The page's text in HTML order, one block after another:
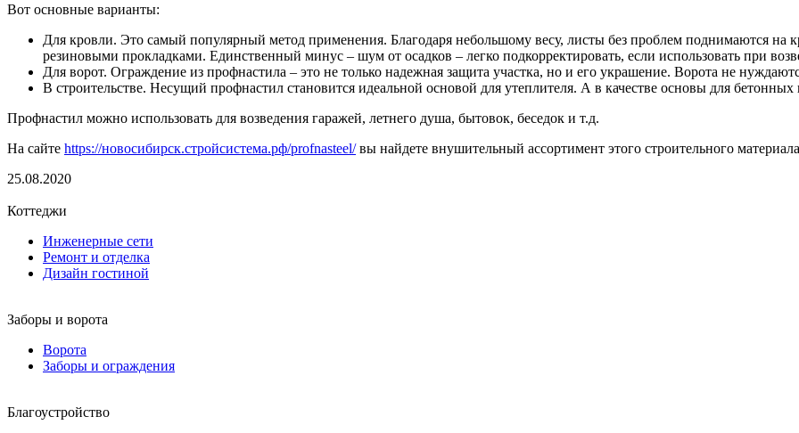
Вот основные варианты:
Для кровли. Это самый популярный метод применения. Благодаря небольшому весу, листы без проблем поднимаются на
резиновыми прокладками. Единственный минус – шум от осадков – легко подкорректировать, если использовать при
Для ворот. Ограждение из профнастила – это не только надежная защита участка, но и его украшение. Ворота не
В строительстве. Несущий профнастил становится идеальной основой для утеплителя. А в качестве основы для
Профнастил можно использовать для возведения гаражей, летнего душа, бытовок, беседок и т.д.
На сайте https://новосибирск.стройсистема.рф/profnasteel/вы найдете внушительный ассортимент этого строительного
25.08.2020
Коттеджи
Инженерные сети
Ремонт и отделка
Дизайн гостиной
Заборы и ворота
Ворота
Заборы и ограждения
Благоустройство